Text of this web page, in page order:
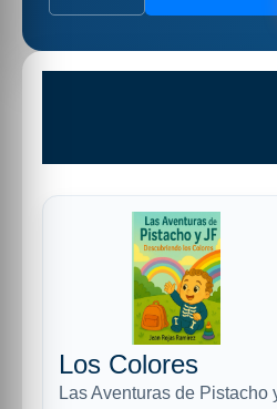
Los Colores
Las Aventuras de Pistacho